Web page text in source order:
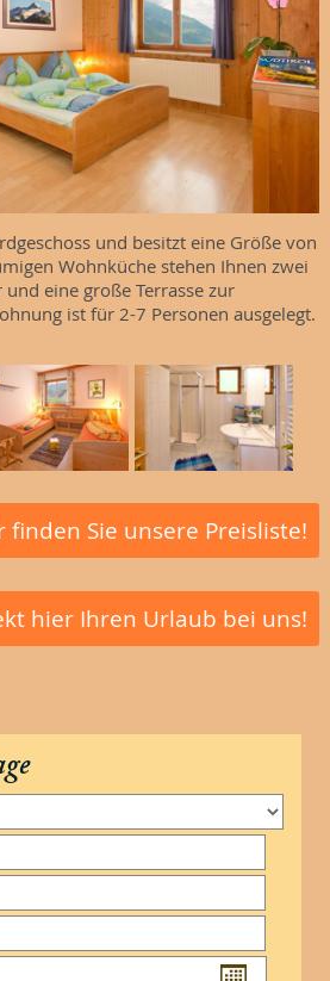
und besitzt eine Größe von
Wohnküche stehen Ihnen zwei
eine große Terrasse zur
ist für 2-7 Personen ausgelegt.
finden Sie unsere Preisliste!
hier Ihren Urlaub bei uns!